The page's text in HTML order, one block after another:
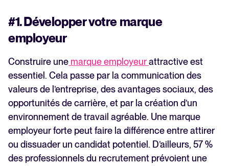
#1. Développer votre marque
employeur
Construire une marque employeurattractive est
essentiel. Cela passe par la communication des
valeurs de l’entreprise, des avantages sociaux, des
opportunités de carrière, et par la création d’un
environnement de travail agréable. Une marque
employeur forte peut faire la différence entre attirer
ou dissuader un candidat potentiel. D’ailleurs, 57 %
des professionnels du recrutement prévoient une